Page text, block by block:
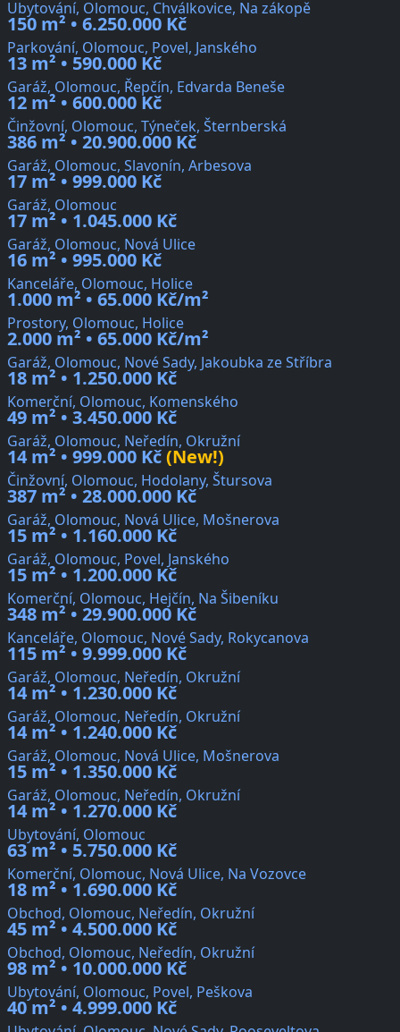
Ubytování, Olomouc, Chválkovice, Na zákopě
150 m² • 6.250.000 Kč
Parkování, Olomouc, Povel, Janského
13 m² • 590.000 Kč
Garáž, Olomouc, Řepčín, Edvarda Beneše
12 m² • 600.000 Kč
Činžovní, Olomouc, Týneček, Šternberská
386 m² • 20.900.000 Kč
Garáž, Olomouc, Slavonín, Arbesova
17 m² • 999.000 Kč
Garáž, Olomouc
17 m² • 1.045.000 Kč
Garáž, Olomouc, Nová Ulice
16 m² • 995.000 Kč
Kanceláře, Olomouc, Holice
1.000 m² • 65.000 Kč/m²
Prostory, Olomouc, Holice
2.000 m² • 65.000 Kč/m²
Garáž, Olomouc, Nové Sady, Jakoubka ze Stříbra
18 m² • 1.250.000 Kč
Komerční, Olomouc, Komenského
49 m² • 3.450.000 Kč
Garáž, Olomouc, Neředín, Okružní
14 m² • 999.000 Kč(New!)
Činžovní, Olomouc, Hodolany, Štursova
387 m² • 28.000.000 Kč
Garáž, Olomouc, Nová Ulice, Mošnerova
15 m² • 1.160.000 Kč
Garáž, Olomouc, Povel, Janského
15 m² • 1.200.000 Kč
Komerční, Olomouc, Hejčín, Na Šibeníku
348 m² • 29.900.000 Kč
Kanceláře, Olomouc, Nové Sady, Rokycanova
115 m² • 9.999.000 Kč
Garáž, Olomouc, Neředín, Okružní
14 m² • 1.230.000 Kč
Garáž, Olomouc, Neředín, Okružní
14 m² • 1.240.000 Kč
Garáž, Olomouc, Nová Ulice, Mošnerova
15 m² • 1.350.000 Kč
Garáž, Olomouc, Neředín, Okružní
14 m² • 1.270.000 Kč
Ubytování, Olomouc
63 m² • 5.750.000 Kč
Komerční, Olomouc, Nová Ulice, Na Vozovce
18 m² • 1.690.000 Kč
Obchod, Olomouc, Neředín, Okružní
45 m² • 4.500.000 Kč
Obchod, Olomouc, Neředín, Okružní
98 m² • 10.000.000 Kč
Ubytování, Olomouc, Povel, Peškova
40 m² • 4.999.000 Kč